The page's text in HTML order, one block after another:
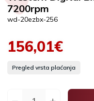
7200rpm
wd-20ezbx-256
156,01€
Pregled vrsta plaćanja